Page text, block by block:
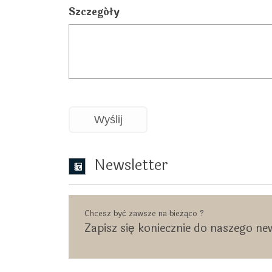
Szczegóły
Wyślij
Newsletter
Chcesz być zawsze na bieżąco ?
Zapisz się koniecznie do naszego